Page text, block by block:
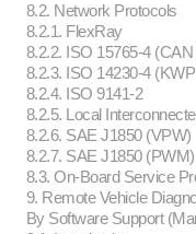
8.2. Network Protocols
8.2.1. FlexRay
8.2.2. ISO 15765-4
8.2.3. ISO 14230-4
8.2.4. ISO 9141-2
8.2.5. Local
8.2.6. SAE J1850 (VPW)
8.2.7. SAE J1850 (PWM)
8.3. On-Board Service
9. Remote Vehicle
By Software Support